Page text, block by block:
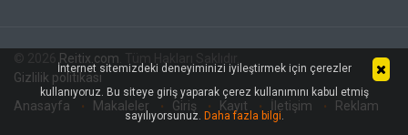
Reitix.com
Gizlilik politikası
Anasayfa
Makaleler Giriş Kayıt İletişim Reklam
İnternet sitemizdeki deneyiminizi iyileştirmek için çerezler
kullanıyoruz. Bu siteye giriş yaparak çerez kullanımını kabul etmiş
sayılıyorsunuz. Daha fazla bilgi.